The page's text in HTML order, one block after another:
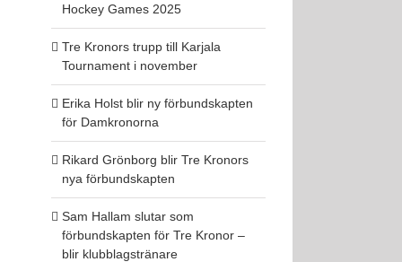
Hockey Games 2025
Tre Kronors trupp till Karjala
Tournament i november
Erika Holst blir ny förbundskapten
för Damkronorna
Rikard Grönborg blir Tre Kronors
nya förbundskapten
Sam Hallam slutar som
förbundskapten för Tre Kronor –
blir klubblagstränare